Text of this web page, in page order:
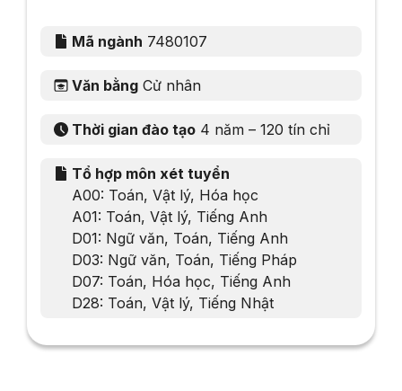
Mã ngành 7480107
Văn bằng Cử nhân
Thời gian đào tạo 4 năm – 120 tín chỉ
Tổ hợp môn xét tuyển
A00: Toán, Vật lý, Hóa học
A01: Toán, Vật lý, Tiếng Anh
D01: Ngữ văn, Toán, Tiếng Anh
​D03: Ngữ văn, Toán, Tiếng Pháp
D07: Toán, Hóa học, Tiếng Anh
D28: Toán, Vật lý, Tiếng Nhật